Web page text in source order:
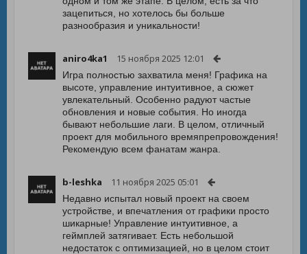
зацепиться, но хотелось бы больше
разнообразия и уникальности!
aniro4ka1 15 ноября 2025 12:01
Игра полностью захватила меня! Графика на
высоте, управление интуитивное, а сюжет
увлекательный. Особенно радуют частые
обновления и новые события. Но иногда
бывают небольшие лаги. В целом, отличный
проект для мобильного времяпрепровождения!
Рекомендую всем фанатам жанра.
b-leshka 11 ноября 2025 05:01
Недавно испытал новый проект на своем
устройстве, и впечатления от графики просто
шикарные! Управление интуитивное, а
геймплей затягивает. Есть небольшой
недостаток с оптимизацией, но в целом стоит